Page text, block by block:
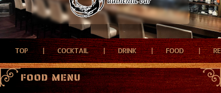
TOP COCKTAIL DRINK FOOD
FOOD MENU